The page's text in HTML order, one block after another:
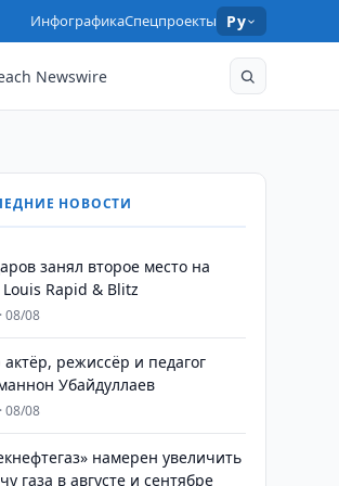
ИнфографикаСпецпроекты Ру
Newswire
НОВОСТИ
занял второе место на
Rapid & Blitz
08/08
режиссёр и педагог
Убайдуллаев
08/08
намерен увеличить
газа в августе и сентябре